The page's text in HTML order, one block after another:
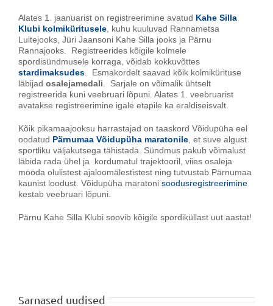
Alates 1. jaanuarist on registreerimine avatud Kahe Silla
Klubi kolmiküritusele , kuhu kuuluvad Rannametsa
Luitejooks, Jüri Jaansoni Kahe Silla jooks ja Pärnu
Rannajooks. Registreerides kõigile kolmele
spordisündmusele korraga, võidab kokkuvõttes
stardimaksudes . Esmakordelt saavad kõik kolmikürituse
läbijad osalejamedali . Sarjale on võimalik ühtselt
registreerida kuni veebruari lõpuni. Alates 1. veebruarist
avatakse registreerimine igale etapile ka eraldiseisvalt.
Kõik pikamaajooksu harrastajad on taaskord Võidupüha eel
oodatud Pärnumaa Võidupüha maratonile , et suve algust
sportliku väljakutsega tähistada. Sündmus pakub võimalust
läbida rada ühel ja kordumatul trajektooril, viies osaleja
mööda olulistest ajaloomälestistest ning tutvustab Pärnumaa
kaunist loodust. Võidupüha maratoni soodusregistreerimine
kestab veebruari lõpuni.
Pärnu Kahe Silla Klubi soovib kõigile spordiküllast uut aastat!
Sarnased uudised